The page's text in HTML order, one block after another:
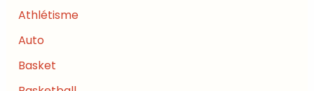
Athlétisme
Auto
Basket